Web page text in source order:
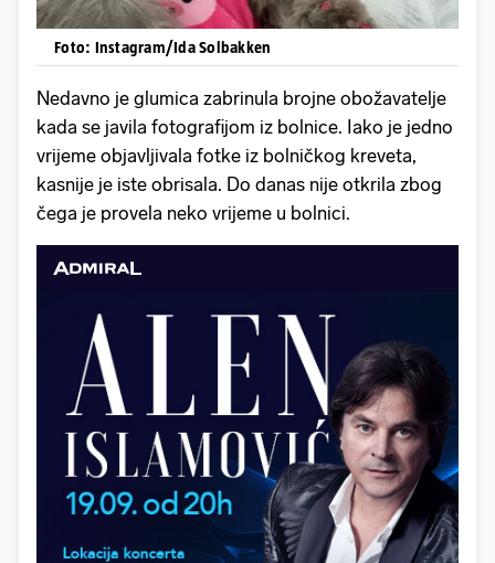
Foto: Instagram/Ida Solbakken
Nedavno je glumica zabrinula brojne obožavatelje
kada se javila fotografijom iz bolnice. Iako je jedno
vrijeme objavljivala fotke iz bolničkog kreveta,
kasnije je iste obrisala. Do danas nije otkrila zbog
čega je provela neko vrijeme u bolnici.